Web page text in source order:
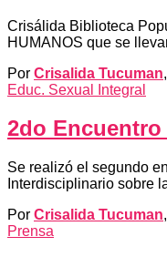
Crisálida Biblioteca
HUMANOS que se
Por Crisalida Tucuman
Educ. Sexual Integral
2do
Se realizó el segundo
Interdisciplinario sobre
Por Crisalida Tucuman
Prensa